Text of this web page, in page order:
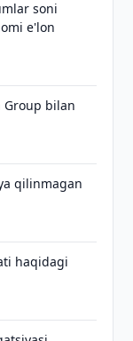
soni
e'lon
Group bilan
qilinmagan
haqidagi